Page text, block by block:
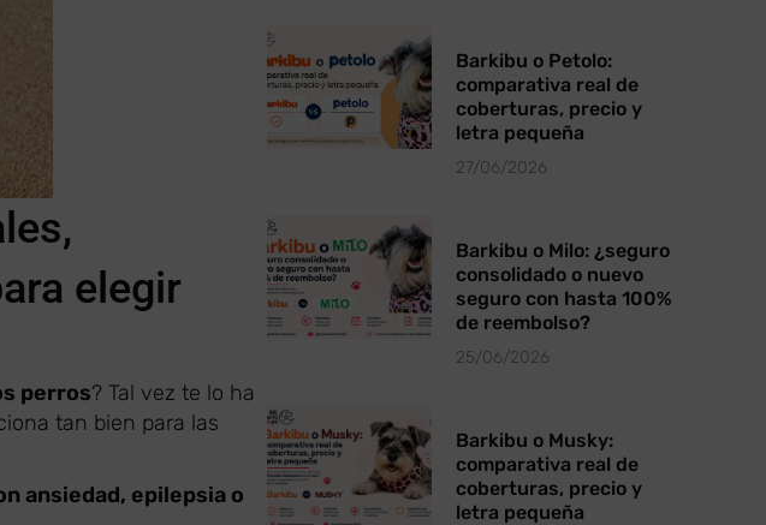
elegir
perros? Tal vez te lo ha
tan bien para las
ansiedad, epilepsia o
Barkibu o Petolo:
comparativa real de
coberturas, precio y
letra pequeña
27/06/2026
Barkibu o Milo: ¿seguro
consolidado o nuevo
seguro con hasta 100%
de reembolso?
25/06/2026
Barkibu o Musky:
comparativa real de
coberturas, precio y
letra pequeña